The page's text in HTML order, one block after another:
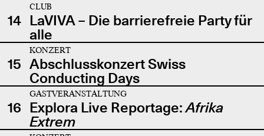
14
CLUB
LaVIVA – Die barrierefreie Party für
alle
15
KONZERT
Abschlusskonzert Swiss
Conducting Days
16
GASTVERANSTALTUNG
Explora Live Reportage:Afrika
Extrem